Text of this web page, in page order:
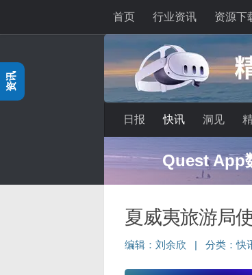
首页 行业资讯 资源下
日报 快讯 洞见
Quest App
夏威夷旅游局
编辑： 刘余欣 分类：快
资讯